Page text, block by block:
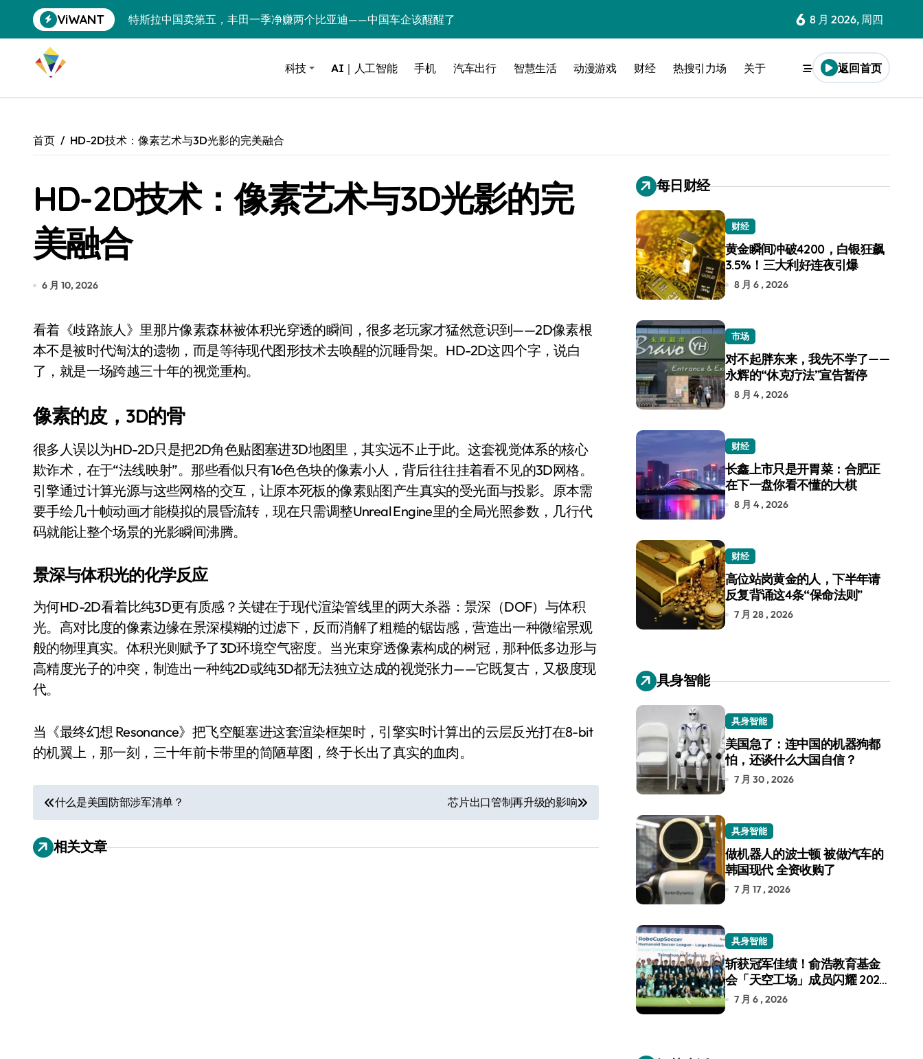
到
ViWANT
特斯拉中国卖第五，丰田一季净赚两个比亚迪——中国车企该醒醒了
Xbox七月大崩盘：裁员3200、卖工作室、网络瘫了，微软这次真急了
《我的世界》登陆Switch 2：画质大跃进，但鼠标操控才是真·杀手锏？
全球最小U盘，容量却碾压iPhone 17顶配？闪迪这波操作太狠了
400层堆叠、性能翻倍 三星把最新存储技术给了AI
召回X9、合作大众遇冷、高端梦碎：小鹏的“多事之夏”
比Model 3便宜？不，比Model 3有面儿——试驾雷克萨斯ES 500e
别再用汽车USB给MacBook充电了！老司机教你3招真·快充
花钱买宝马，启动先看蜘蛛侠？”车主怒了：车内不是广告屏！
Windows 11家庭版和专业版，选错真的会后悔吗？
你的U盘格式对了吗？详解exFAT和NTFS的终极对决
轻到忽略不计 大疆Mini 2S内录实测，值不值得冲？
从“卖电视”到“定规则”：海信拿下RGB-Mini LED全球话语权
对不起胖东来，我先不学了——永辉的“休克疗法”宣告暂停
国际首次！中国钙钛矿探测器太空“开箱”，一边探测射线一边光伏发电
小米涨价！K90跳上3099，小米17标准版逼近4800
长鑫上市只是开胃菜：合肥正在下一盘你看不懂的大棋
耳机低音像白开水？90%的人第一步就做错了
复古玩家狂喜：Anbernic第三次复刻GBA SP，情怀拉满
Xbox 360 游戏终于要登 PC，光盘党也能“以盘换数”了？
苹果三星偷偷在用的“无感切换”，索尼Bose却学不会？一文讲透
Apple Watch 表盘还能这么玩？保姆级教程，有手就会！
“内存危机”只是幌子，苹果清库存的吃相越来越难看了
黄金瞬间冲破4200，白银狂飙3.5%！三大利好连夜引爆
6 8 月 2026, 周四
科技 AI｜人工智能 手机 汽车出行 智慧生活 动漫游戏 财经 热搜引力场 关于 返回首页
首页 HD-2D技术：像素艺术与3D光影的完美融合
HD-2D技术：像素艺术与3D光影的完
美融合
6 月 10, 2026
看着《歧路旅人》里那片像素森林被体积光穿透的瞬间，很多老玩家才猛然意识到——2D像素根
本不是被时代淘汰的遗物，而是等待现代图形技术去唤醒的沉睡骨架。HD-2D这四个字，说白
了，就是一场跨越三十年的视觉重构。
像素的皮，3D的骨
很多人误以为HD-2D只是把2D角色贴图塞进3D地图里，其实远不止于此。这套视觉体系的核心
欺诈术，在于“法线映射”。那些看似只有16色色块的像素小人，背后往往挂着看不见的3D网格。
引擎通过计算光源与这些网格的交互，让原本死板的像素贴图产生真实的受光面与投影。原本需
要手绘几十帧动画才能模拟的晨昏流转，现在只需调整Unreal Engine里的全局光照参数，几行代
码就能让整个场景的光影瞬间沸腾。
景深与体积光的化学反应
为何HD-2D看着比纯3D更有质感？关键在于现代渲染管线里的两大杀器：景深（DOF）与体积
光。高对比度的像素边缘在景深模糊的过滤下，反而消解了粗糙的锯齿感，营造出一种微缩景观
般的物理真实。体积光则赋予了3D环境空气密度。当光束穿透像素构成的树冠，那种低多边形与
高精度光子的冲突，制造出一种纯2D或纯3D都无法独立达成的视觉张力——它既复古，又极度现
代。
当《最终幻想 Resonance》把飞空艇塞进这套渲染框架时，引擎实时计算出的云层反光打在8-bit
的机翼上，那一刻，三十年前卡带里的简陋草图，终于长出了真实的血肉。
文
章
导
什么是美国防部涉军清单？ 芯片出口管制再升级的影响
相关文章
每日财经
财经
黄金瞬间冲破4200，白银狂飙
3.5%！三大利好连夜引爆
8 月 6 , 2026
市场
对不起胖东来，我先不学了——
永辉的“休克疗法”宣告暂停
8 月 4 , 2026
财经
长鑫上市只是开胃菜：合肥正
在下一盘你看不懂的大棋
8 月 4 , 2026
财经
高位站岗黄金的人，下半年请
反复背诵这4条“保命法则”
7 月 28 , 2026
具身智能
具身智能
美国急了：连中国的机器狗都
怕，还谈什么大国自信？
7 月 30 , 2026
具身智能
做机器人的波士顿 被做汽车的
韩国现代 全资收购了
7 月 17 , 2026
具身智能
斩获冠军佳绩！俞浩教育基金
会「天空工场」成员闪耀 2026
RoboCup 机器人世界杯
7 月 6 , 2026